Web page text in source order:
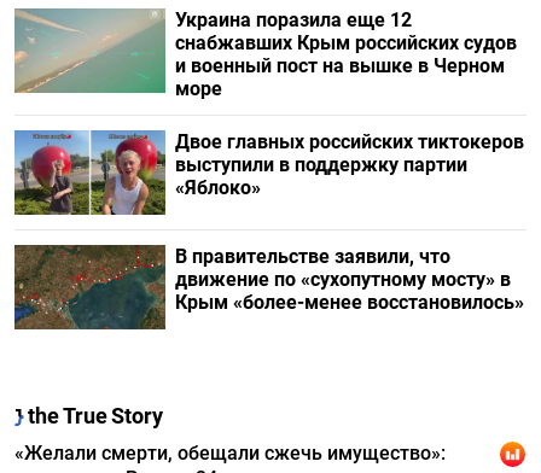
Украина поразила еще 12
снабжавших Крым российских судов
и военный пост на вышке в Черном
море
Двое главных российских тиктокеров
выступили в поддержку партии
«Яблоко»
В правительстве заявили, что
движение по «сухопутному мосту» в
Крым «более-менее восстановилось»